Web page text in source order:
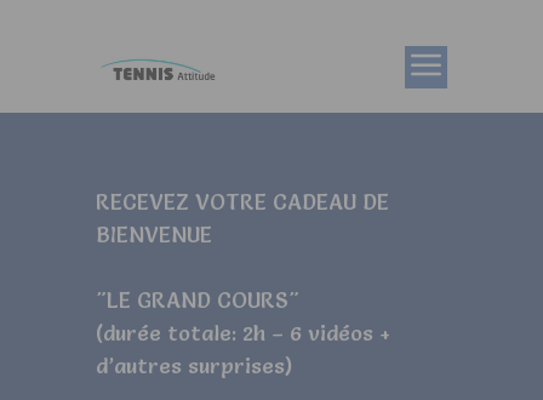
RECEVEZ VOTRE CADEAU DE
BIENVENUE
"LE GRAND COURS"
(durée totale: 2h – 6 vidéos +
d’autres surprises)